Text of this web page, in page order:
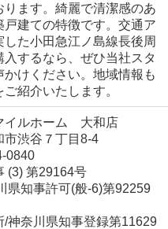
ります。綺麗で清潔感のあ
戸建ての特徴です。交通ア
した小田急江ノ島線長後周
入するなら、ぜひ当社スタ
かけください。地域情報も
紹介いたします。
イルホーム 大和店
市渋谷７丁目8-4
0840
(3) 第29164号
県知事許可(般-6)第92259
/神奈川県知事登録第11629